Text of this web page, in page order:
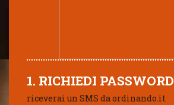
1. RICHIEDI PASSWORD
riceverai un SMS da ordinando.it